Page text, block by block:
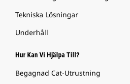
Tekniska Lösningar
Underhåll
Hur Kan Vi Hjälpa Till?
Begagnad Cat-Utrustning